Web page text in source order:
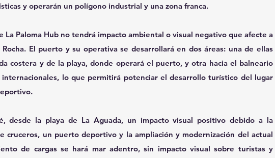
y operarán un polígono industrial y una zona franca.
La Paloma Hub no tendrá impacto ambiental o visual negativo que afecte a
El puerto y su operativa se desarrollará en dos áreas: una de ellas
costera y de la playa, donde operará el puerto, y otra hacia el balneario
lo que permitirá potenciar el desarrollo turístico del lugar
desde la playa de La Aguada, un impacto visual positivo debido a la
cruceros, un puerto deportivo y la ampliación y modernización del actual
de cargas se hará mar adentro, sin impacto visual sobre turistas y